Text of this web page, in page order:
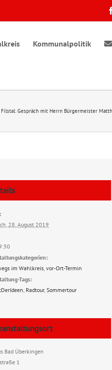
Kommunalpolitik
Gespräch mit Herrn Bürgermeister
28. August 2019
im Wahlkreis vor-Ort-Termin
Tags:
Radtour, Sommertour
Bad Überkingen
1